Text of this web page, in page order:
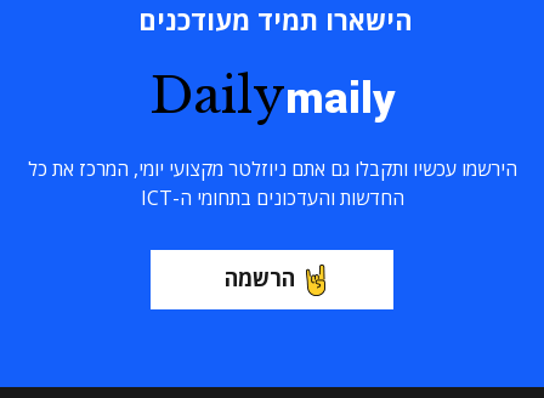
הישארו תמיד מעודכנים
Dailymaily
הירשמו עכשיו ותקבלו גם אתם ניוזלטר מקצועי יומי, המרכז את כל
החדשות והעדכונים בתחומי ה-ICT
הרשמה